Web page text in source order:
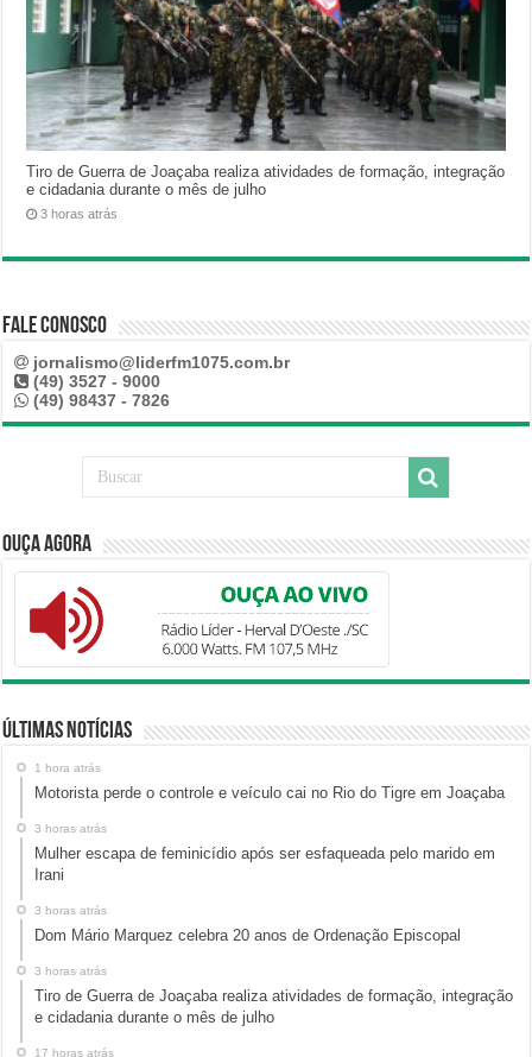
Tiro de Guerra de Joaçaba realiza atividades de formação, integração
e cidadania durante o mês de julho
3 horas atrás
Fale Conosco
jornalismo@liderfm1075.com.br
(49) 3527 - 9000
(49) 98437 - 7826
Ouça Agora
Últimas Notícias
1 hora atrás
Motorista perde o controle e veículo cai no Rio do Tigre em Joaçaba
3 horas atrás
Mulher escapa de feminicídio após ser esfaqueada pelo marido em
Irani
3 horas atrás
Dom Mário Marquez celebra 20 anos de Ordenação Episcopal
3 horas atrás
Tiro de Guerra de Joaçaba realiza atividades de formação, integração
e cidadania durante o mês de julho
17 horas atrás